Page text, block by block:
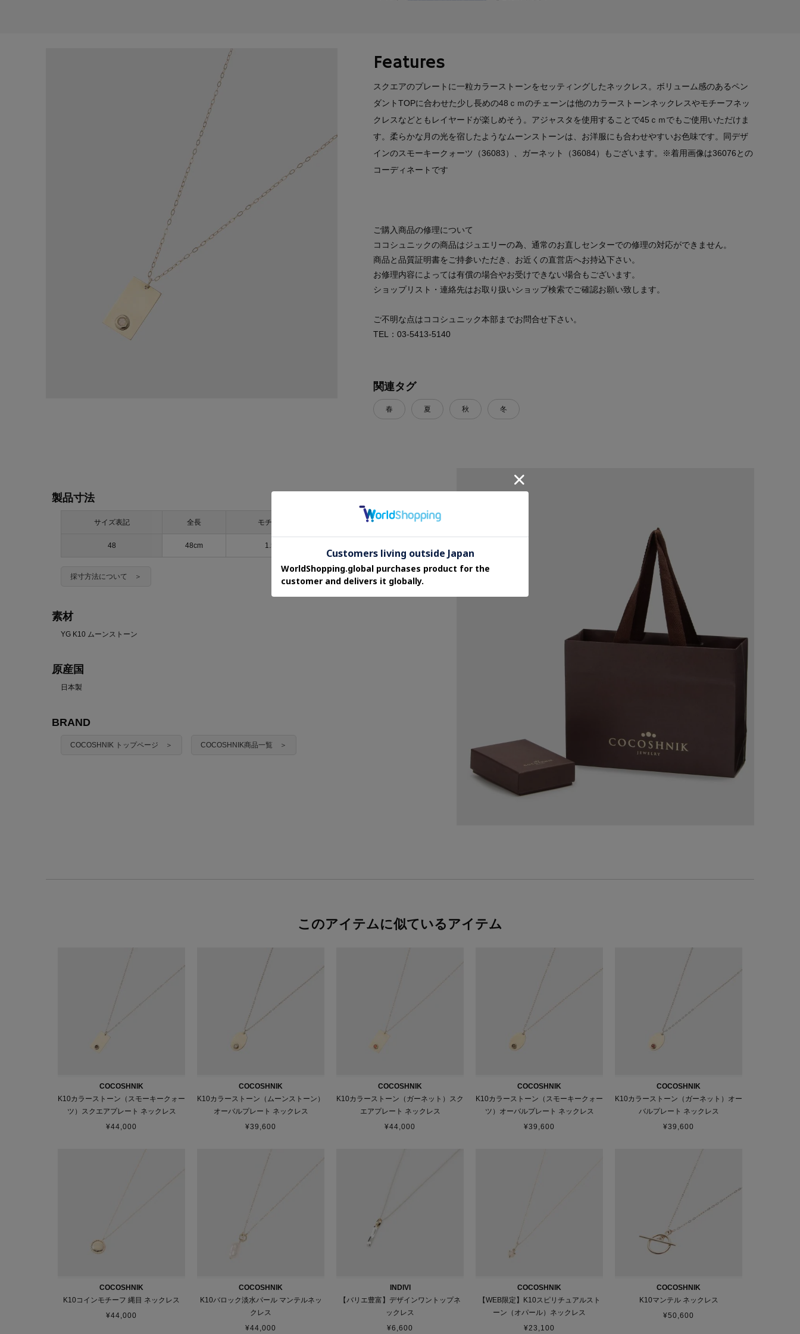
Features
スクエアのプレートに一粒カラーストーンをセッティングしたネックレス。ボリューム感のあるペン
ダントTOPに合わせた少し長めの48ｃｍのチェーンは他のカラーストーンネックレスやモチーフネッ
クレスなどともレイヤードが楽しめそう。アジャスタを使用することで45ｃｍでもご使用いただけま
す。柔らかな月の光を宿したようなムーンストーンは、お洋服にも合わせやすいお色味です。同デザ
インのスモーキークォーツ（36083）、ガーネット（36084）もございます。※着用画像は36076との
コーディネートです
ご購入商品の修理について
ココシュニックの商品はジュエリーの為、通常のお直しセンターでの修理の対応ができません。
商品と品質証明書をご持参いただき、お近くの直営店へお持込下さい。
お修理内容によっては有償の場合やお受けできない場合もございます。
ショップリスト・連絡先はお取り扱いショップ検索でご確認お願い致します。
ご不明な点はココシュニック本部までお問合せ下さい。
TEL：03-5413-5140
関連タグ
春 夏 秋 冬
製品寸法
サイズ表記 全長 モチーフH モチーフW
48 48cm 1.5cm
採寸方法について ＞
素材
YG K10 ムーンストーン
原産国
日本製
BRAND
COCOSHNIK トップページ ＞ COCOSHNIK商品一覧 ＞
このアイテムに似ているアイテム
COCOSHNIK
K10カラーストーン（スモーキークォー
ツ）スクエアプレート ネックレス
¥44,000
COCOSHNIK
K10カラーストーン（ムーンストーン）
オーバルプレート ネックレス
¥39,600
COCOSHNIK
K10カラーストーン（ガーネット）スク
エアプレート ネックレス
¥44,000
COCOSHNIK
K10カラーストーン（スモーキークォー
ツ）オーバルプレート ネックレス
¥39,600
COCOSHNIK
K10カラーストーン（ガーネット）オー
バルプレート ネックレス
¥39,600
COCOSHNIK
K10コインモチーフ 縄目 ネックレス
¥44,000
COCOSHNIK
K10バロック淡水パール マンテルネッ
クレス
¥44,000
INDIVI
【バリエ豊富】デザインワントップネ
ックレス
¥6,600
COCOSHNIK
【WEB限定】K10スピリチュアルスト
ーン（オパール）ネックレス
¥23,100
COCOSHNIK
K10マンテル ネックレス
¥50,600